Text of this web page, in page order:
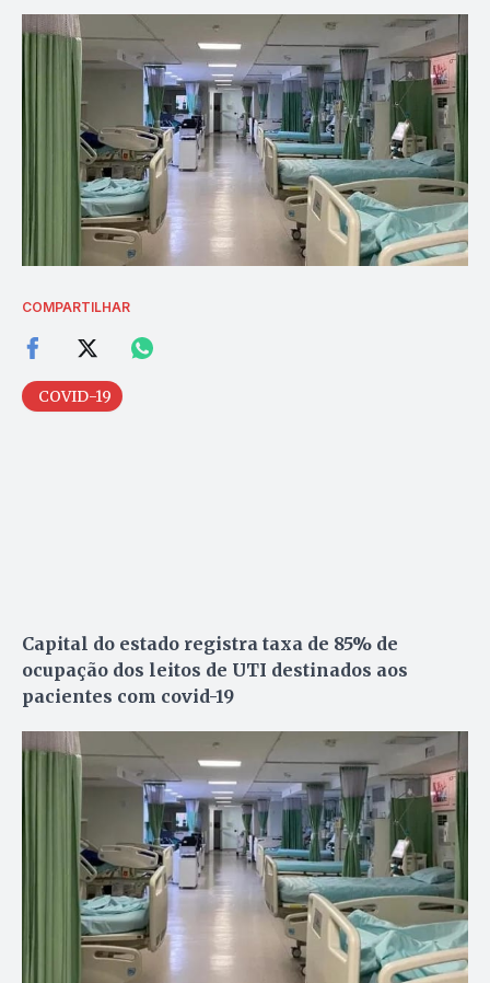
COMPARTILHAR
COVID-19
Capital do estado registra taxa de 85% de
ocupação dos leitos de UTI destinados aos
pacientes com covid-19